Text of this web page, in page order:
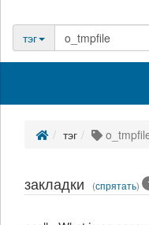
тэг
тэг
закладки (спрятать)